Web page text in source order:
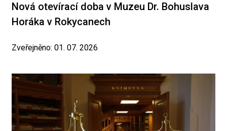
Nová otevírací doba v Muzeu Dr. Bohuslava
Horáka v Rokycanech
Zveřejněno: 01. 07. 2026